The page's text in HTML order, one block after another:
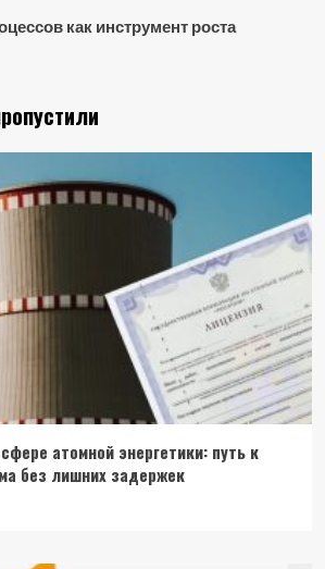
как инструмент роста
атомной энергетики: путь к
без лишних задержек